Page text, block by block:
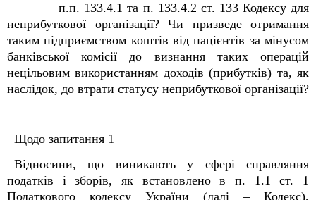
п.п. 133.4.1 та п. 133.4.2 ст. 133 Кодексу для
неприбуткової організації? Чи призведе отримання
таким підприємством коштів від пацієнтів за мінусом
банківської комісії до визнання таких операцій
нецільовим використанням доходів (прибутків) та, як
наслідок, до втрати статусу неприбуткової організації?
Щодо запитання 1
Відносини, що виникають у сфері справляння
податків і зборів, як встановлено в п. 1.1 ст. 1
Податкового кодексу України (далі – Кодекс),